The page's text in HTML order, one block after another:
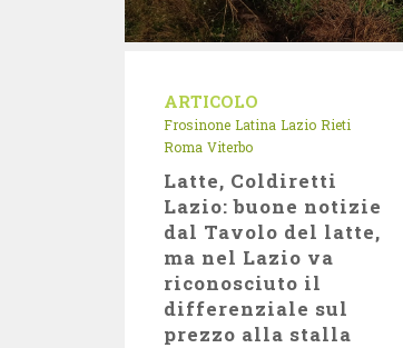
ARTICOLO
Frosinone Latina Lazio Rieti
Roma Viterbo
Latte, Coldiretti
Lazio: buone notizie
dal Tavolo del latte,
ma nel Lazio va
riconosciuto il
differenziale sul
prezzo alla stalla